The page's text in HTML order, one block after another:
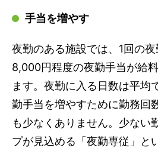
手当を増やす
夜勤のある施設では、1回の
8,000円程度の夜勤手当が給
ます。夜勤に入る日数は平均
勤手当を増やすために勤務回
も少なくありません。少ない
プが見込める「夜勤専従」と